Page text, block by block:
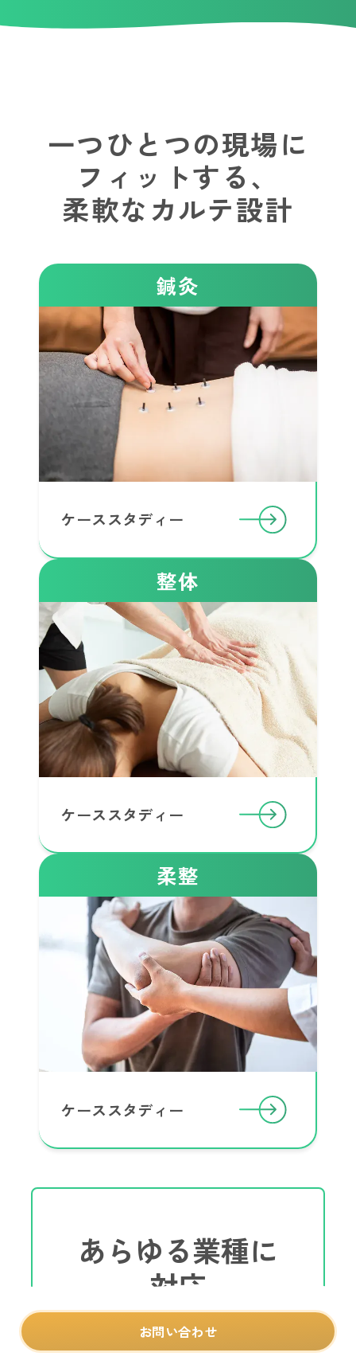
一つひとつの現場に
フィットする、
柔軟なカルテ設計
鍼灸
ケーススタディー
整体
ケーススタディー
柔整
ケーススタディー
あらゆる業種に
対応
鍼灸院・接骨院
お問い合わせ